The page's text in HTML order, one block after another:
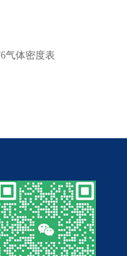
气体密度表